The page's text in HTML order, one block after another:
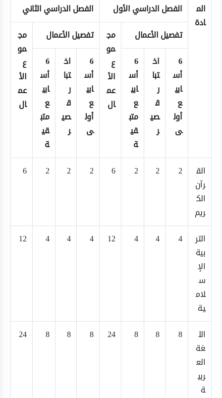
الم
ادة
الفصل الدراسي الأول
الفصل الدراسي الثاني
تفصيل الأعمال
مج
مو
ع
الأ
عم
ال
تفصيل الأعمال
مج
مو
ع
الأ
عم
ال
6
أس
ابي
ع
أول
ى
اخ
تبا
ر
ق
صي
ر
6
أس
ابي
ع
متب
قي
ة
6
أس
ابي
ع
أول
ى
اخ
تبا
ر
ق
صي
ر
6
أس
ابي
ع
متب
قي
ة
الق
رآن
الك
ريم
2
2
2
6
2
2
2
6
التر
بية
الإ
س
لام
ية
4
4
4
12
4
4
4
12
الل
غة
الع
ربي
ة
8
8
8
24
8
8
8
24